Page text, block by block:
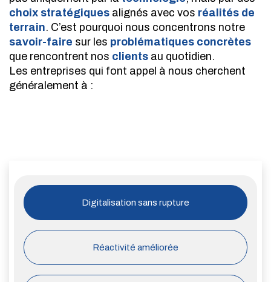
choix stratégiques alignés avec vos réalités de
terrain. C’est pourquoi nous concentrons notre
savoir-faire sur les problématiques concrètes
que rencontrent nos clients au quotidien.
Les entreprises qui font appel à nous cherchent
généralement à :
Digitalisation sans rupture
Réactivité améliorée